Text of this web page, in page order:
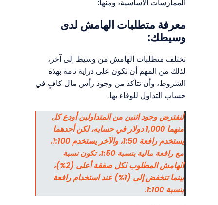
الممارسات الأساسية، ومنها:
معرفة متطلبات الهامش لدى
وسيطك:
تختلف متطلبات الهامش من وسيط إلى آخر،
لذلك من المهم أن تكون على دراية تامة بهذه
الشروط، وأن تتأكد من وجود رأس مال كافٍ في
حساب التداول للوفاء بها.
لنفترض وجود اثنين من المتداولين أودع كل
منهما 1,000 دولار في حسابه، لكن أحدهما
يستخدم رافعة 1:50، والآخر يستخدم 1:100.
مع رافعة مالية بنسبة 1:50، تكون نسبة
الهامش المطلوب لكل صفقة أعلى (2%)،
بينما تنخفض إلى (1%) عند استخدام رافعة
بنسبة 1:100.